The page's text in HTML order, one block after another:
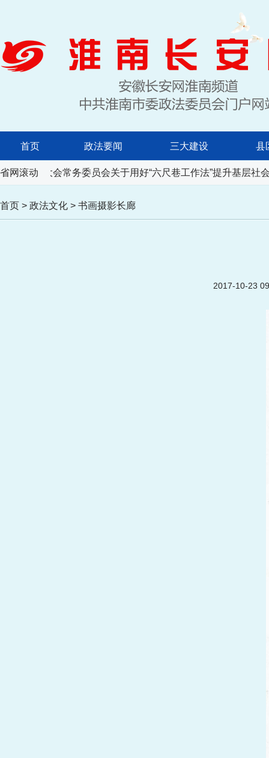
首页 政法要闻 三大建设 县
省网滚动
民代表大会常务委员会关于用好“六尺巷工作法”提升基层社会
首页 > 政法文化 > 书画摄影长廊
2017-10-23